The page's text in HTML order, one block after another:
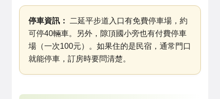
停車資訊：
二延平步道入口有免費停車場，約
可停40輛車。另外，隙頂國小旁也有付費停車
場（一次100元）。如果住的是民宿，通常門口
就能停車，訂房時要問清楚。